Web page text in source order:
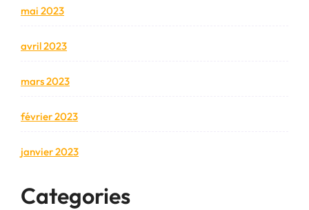
mai 2023
avril 2023
mars 2023
février 2023
janvier 2023
Categories